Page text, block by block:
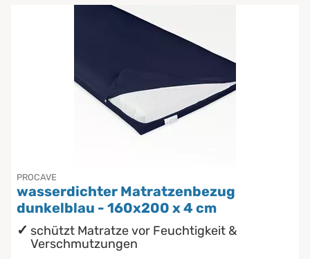
PROCAVE
wasserdichter Matratzenbezug
dunkelblau - 160x200 x 4 cm
schützt Matratze vor Feuchtigkeit &
Verschmutzungen